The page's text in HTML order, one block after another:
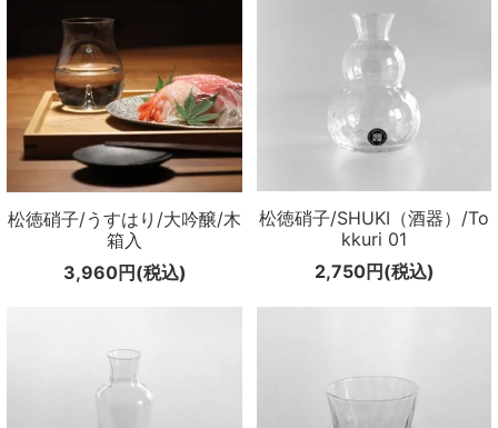
松徳硝子/うすはり/大吟醸/木
箱入
3,960円(税込)
松徳硝子/SHUKI（酒器）/To
kkuri 01
2,750円(税込)